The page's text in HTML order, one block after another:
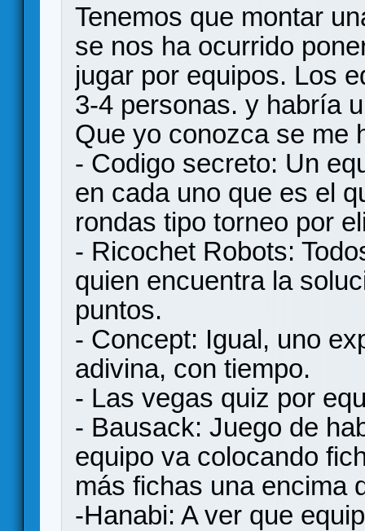
Tenemos que montar
se nos ha ocurrido
jugar por equipos. Los
3-4 personas. y habría
Que yo conozca se me
- Codigo secreto: Un
en cada uno que es el
rondas tipo torneo por
- Ricochet Robots:
quien encuentra la
puntos.
- Concept: Igual, uno
adivina, con tiempo.
- Las vegas quiz por
- Bausack: Juego de
equipo va colocando
más fichas una encima
-Hanabi: A ver que